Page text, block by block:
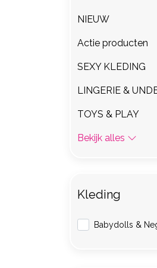
NIEUW
Actie producten
SEXY KLEDING
LINGERIE &
TOYS & PLAY
Bekijk alles
Kleding
Babydolls &